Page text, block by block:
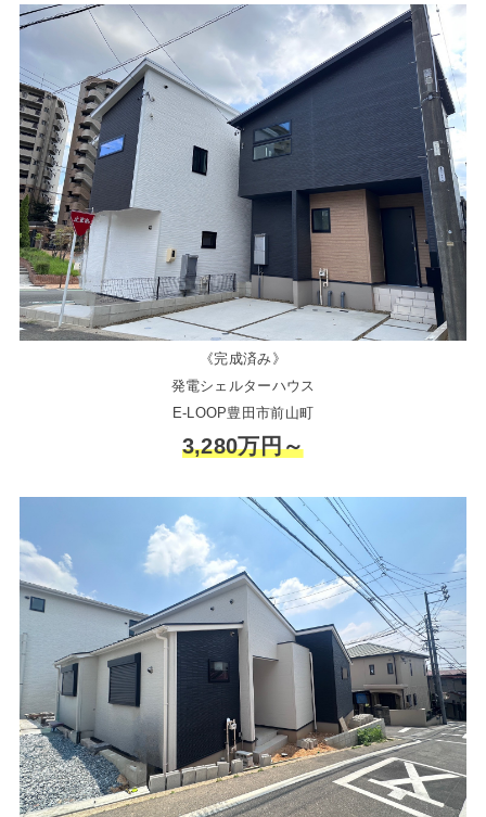
《完成済み》
発電シェルターハウス
E-LOOP豊田市前山町
3,280万円～